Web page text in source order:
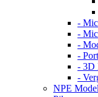
-
-
-
-
- 3D
-
NPE